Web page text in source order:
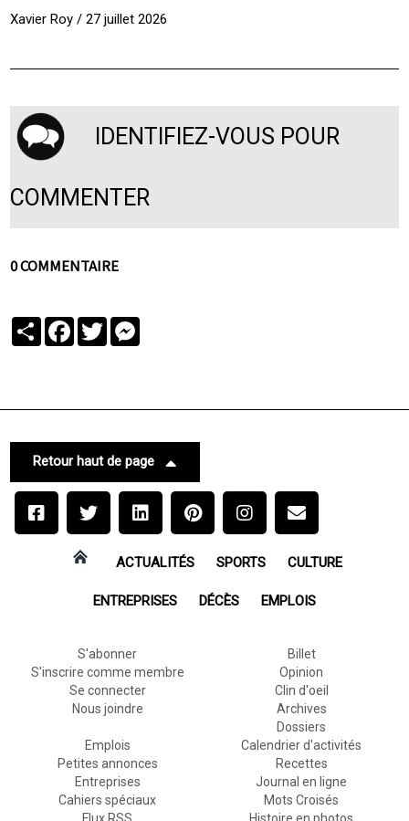
Xavier Roy / 27 juillet 2026
IDENTIFIEZ-VOUS POUR
COMMENTER
0 COMMENTAIRE
PartagerFacebook
Twitter
Retour haut de page
ACTUALITÉS SPORTS CULTURE
ENTREPRISES DÉCÈS EMPLOIS
S'abonner
S'inscrire comme membre
Se connecter
Nous joindre
Billet
Opinion
Clin d'oeil
Archives
Dossiers
Emplois
Petites annonces
Entreprises
Cahiers spéciaux
Calendrier d'activités
Recettes
Journal en ligne
Mots Croisés